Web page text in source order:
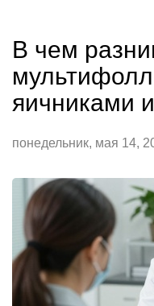
В чем
яичниками
понедельник, мая 14,